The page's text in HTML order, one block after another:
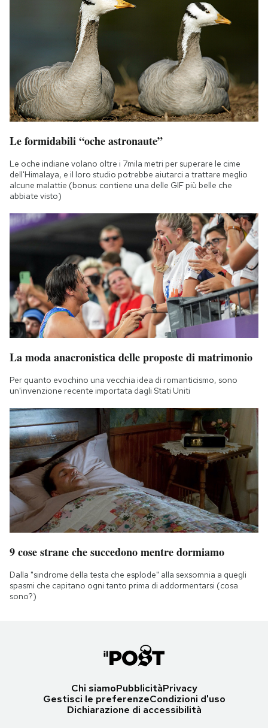
Le formidabili “oche astronaute”
Le oche indiane volano oltre i 7mila metri per superare le cime
dell'Himalaya, e il loro studio potrebbe aiutarci a trattare meglio
alcune malattie (bonus: contiene una delle GIF più belle che
abbiate visto)
La moda anacronistica delle proposte di matrimonio
Per quanto evochino una vecchia idea di romanticismo, sono
un'invenzione recente importata dagli Stati Uniti
9 cose strane che succedono mentre dormiamo
Dalla "sindrome della testa che esplode" alla sexsomnia a quegli
spasmi che capitano ogni tanto prima di addormentarsi (cosa
sono?)
Chi siamoPubblicitàPrivacy
Gestisci le preferenzeCondizioni d'uso
Dichiarazione di accessibilità